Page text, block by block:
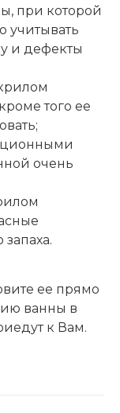
при которой
учитывать
и дефекты
того ее
очень
ее прямо
ванны в
к Вам.